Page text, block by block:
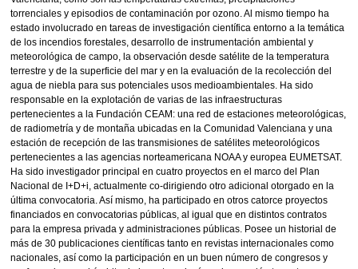
torrenciales y episodios de contaminación por ozono. Al mismo tiempo ha
estado involucrado en tareas de investigación científica entorno a la temática
de los incendios forestales, desarrollo de instrumentación ambiental y
meteorológica de campo, la observación desde satélite de la temperatura
terrestre y de la superficie del mar y en la evaluación de la recolección del
agua de niebla para sus potenciales usos medioambientales. Ha sido
responsable en la explotación de varias de las infraestructuras
pertenecientes a la Fundación CEAM: una red de estaciones meteorológicas,
de radiometría y de montaña ubicadas en la Comunidad Valenciana y una
estación de recepción de las transmisiones de satélites meteorológicos
pertenecientes a las agencias norteamericana NOAA y europea EUMETSAT.
Ha sido investigador principal en cuatro proyectos en el marco del Plan
Nacional de I+D+i, actualmente co-dirigiendo otro adicional otorgado en la
última convocatoria. Así mismo, ha participado en otros catorce proyectos
financiados en convocatorias públicas, al igual que en distintos contratos
para la empresa privada y administraciones públicas. Posee un historial de
más de 30 publicaciones científicas tanto en revistas internacionales como
nacionales, así como la participación en un buen número de congresos y